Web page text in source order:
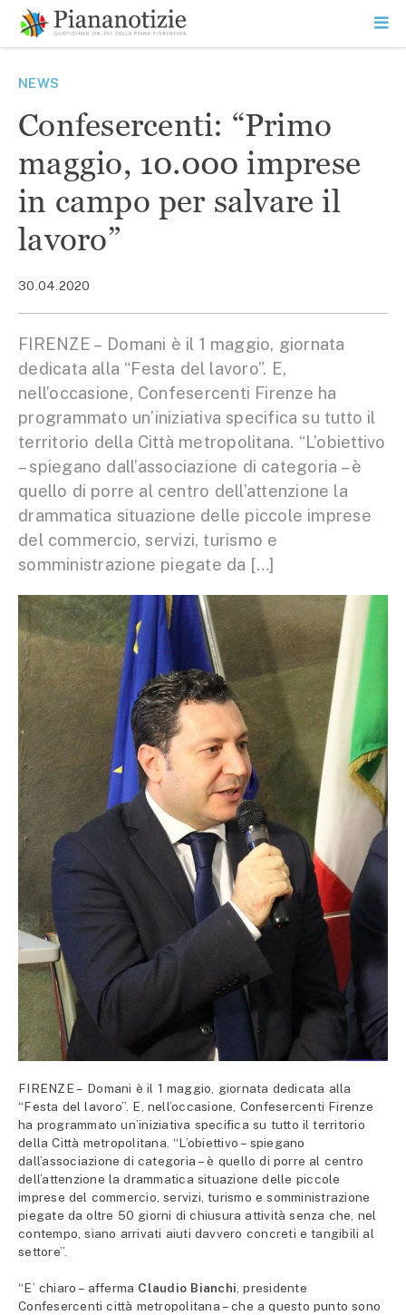
contenuto
SEARCH
NEWS
Confesercenti: “Primo
maggio, 10.000 imprese
in campo per salvare il
lavoro”
30.04.2020
FIRENZE – Domani è il 1 maggio, giornata
dedicata alla “Festa del lavoro”. E,
nell’occasione, Confesercenti Firenze ha
programmato un’iniziativa specifica su tutto il
territorio della Città metropolitana. “L’obiettivo
– spiegano dall’associazione di categoria – è
quello di porre al centro dell’attenzione la
drammatica situazione delle piccole imprese
del commercio, servizi, turismo e
somministrazione piegate da […]
FIRENZE – Domani è il 1 maggio, giornata dedicata alla
“Festa del lavoro”. E, nell’occasione, Confesercenti Firenze
ha programmato un’iniziativa specifica su tutto il territorio
della Città metropolitana. “L’obiettivo – spiegano
dall’associazione di categoria – è quello di porre al centro
dell’attenzione la drammatica situazione delle piccole
imprese del commercio, servizi, turismo e somministrazione
piegate da oltre 50 giorni di chiusura attività senza che, nel
contempo, siano arrivati aiuti davvero concreti e tangibili al
settore”.
“E’ chiaro – afferma Claudio Bianchi , presidente
Confesercenti città metropolitana – che a questo punto sono